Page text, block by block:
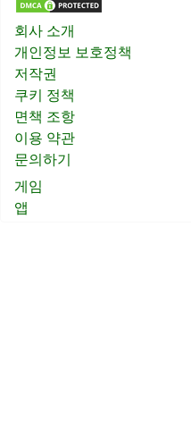
회사 소개
개인정보 보호정책
저작권
쿠키 정책
면책 조항
이용 약관
문의하기
게임
앱